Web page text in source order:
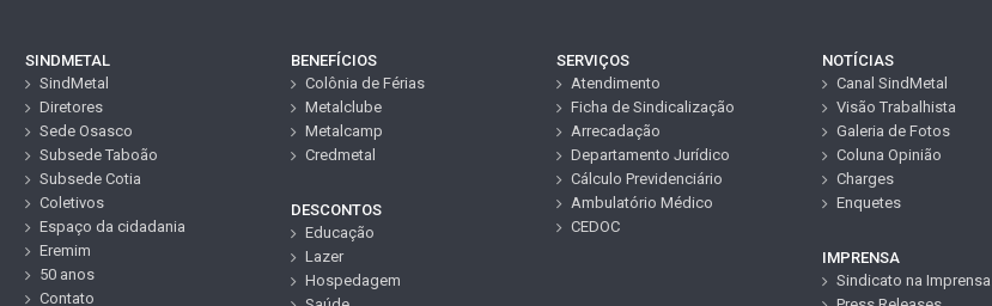
SINDMETAL
SindMetal
Diretores
Sede Osasco
Subsede Taboão
Subsede Cotia
Coletivos
Espaço da cidadania
Eremim
50 anos
Contato
BENEFÍCIOS
Colônia de Férias
Metalclube
Metalcamp
Credmetal
DESCONTOS
Educação
Lazer
Hospedagem
SERVIÇOS
Atendimento
Ficha de Sindicalização
Arrecadação
Departamento Jurídico
Cálculo Previdenciário
Ambulatório Médico
CEDOC
NOTÍCIAS
Canal SindMetal
Visão Trabalhista
Galeria de Fotos
Coluna Opinião
Charges
Enquetes
IMPRENSA
Sindicato na Imprensa